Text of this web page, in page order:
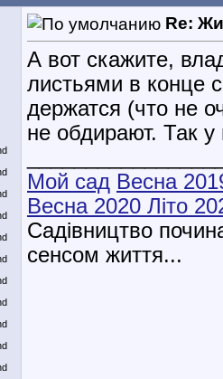
Re:
А вот скажите,
листьями в конце
держатся (что не
не обдирают. Так у
Мой сад Весна
Весна 2020 Літо
Садівництво
сенсом життя...